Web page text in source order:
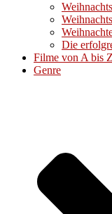
Die
Filme von A bis Z
Genre